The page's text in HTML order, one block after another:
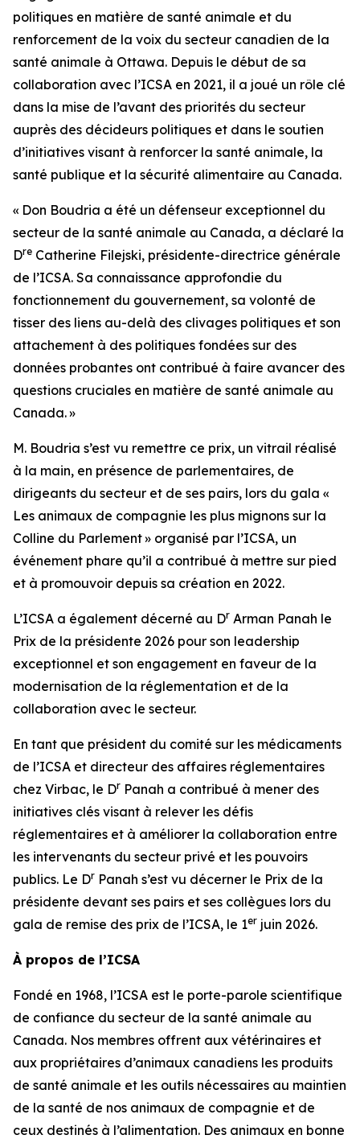
politiques en matière de santé animale et du
renforcement de la voix du secteur canadien de la
santé animale à Ottawa. Depuis le début de sa
collaboration avec l’ICSA en 2021, il a joué un rôle clé
dans la mise de l’avant des priorités du secteur
auprès des décideurs politiques et dans le soutien
d’initiatives visant à renforcer la santé animale, la
santé publique et la sécurité alimentaire au Canada.
« Don Boudria a été un défenseur exceptionnel du
secteur de la santé animale au Canada, a déclaré la
Dre Catherine Filejski, présidente-directrice générale
de l’ICSA. Sa connaissance approfondie du
fonctionnement du gouvernement, sa volonté de
tisser des liens au-delà des clivages politiques et son
attachement à des politiques fondées sur des
données probantes ont contribué à faire avancer des
questions cruciales en matière de santé animale au
Canada. »
M. Boudria s’est vu remettre ce prix, un vitrail réalisé
à la main, en présence de parlementaires, de
dirigeants du secteur et de ses pairs, lors du gala «
Les animaux de compagnie les plus mignons sur la
Colline du Parlement » organisé par l’ICSA, un
événement phare qu’il a contribué à mettre sur pied
et à promouvoir depuis sa création en 2022.
L’ICSA a également décerné au Dr Arman Panah le
Prix de la présidente 2026 pour son leadership
exceptionnel et son engagement en faveur de la
modernisation de la réglementation et de la
collaboration avec le secteur.
En tant que président du comité sur les médicaments
de l’ICSA et directeur des affaires réglementaires
chez Virbac, le Dr Panah a contribué à mener des
initiatives clés visant à relever les défis
réglementaires et à améliorer la collaboration entre
les intervenants du secteur privé et les pouvoirs
publics. Le Dr Panah s’est vu décerner le Prix de la
présidente devant ses pairs et ses collègues lors du
gala de remise des prix de l’ICSA, le 1er juin 2026.
À propos de l’ICSA
Fondé en 1968, l’ICSA est le porte-parole scientifique
de confiance du secteur de la santé animale au
Canada. Nos membres offrent aux vétérinaires et
aux propriétaires d’animaux canadiens les produits
de santé animale et les outils nécessaires au maintien
de la santé de nos animaux de compagnie et de
ceux destinés à l’alimentation. Des animaux en bonne